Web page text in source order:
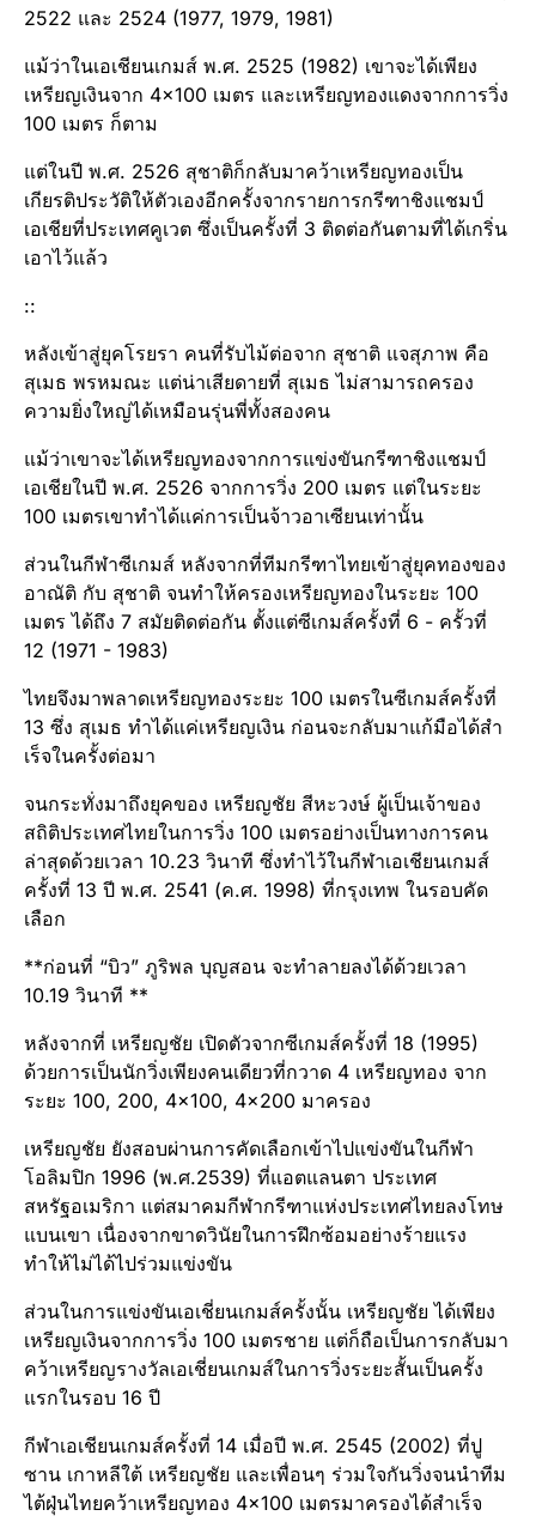
2522 และ 2524 (1977, 1979, 1981)
แม้ว่าในเอเชียนเกมส์ พ.ศ. 2525 (1982) เขาจะได้เพียง
เหรียญเงินจาก 4×100 เมตร และเหรียญทองแดงจากการวิ่ง
100 เมตร ก็ตาม
แต่ในปี พ.ศ. 2526 สุชาติก็กลับมาคว้าเหรียญทองเป็น
เกียรติประวัติให้ตัวเองอีกครั้งจากรายการกรีฑาชิงแชมป์
เอเชียที่ประเทศคูเวต ซึ่งเป็นครั้งที่ 3 ติดต่อกันตามที่ได้เกริ่น
เอาไว้แล้ว
::
หลังเข้าสู่​ยุคโรยรา​ คนที่รับไม้ต่อจาก สุชาติ แจสุภาพ คือ
สุเมธ พรหมณะ แต่น่าเสียดายที่ สุเมธ ไม่สามารถครอง
ความยิ่งใหญ่ได้เหมือนรุ่นพี่ทั้งสองคน
แม้ว่าเขาจะได้เหรียญทองจากการแข่งขันกรีฑาชิงแชมป์
เอเชียในปี พ.ศ. 2526 จากการวิ่ง 200 เมตร แต่ในระยะ
100 เมตรเขาทำได้แค่การเป็นจ้าวอาเซียนเท่านั้น
ส่วนในกีฬา​ซีเกมส์​ หลังจากที่ทีมกรีฑา​ไทยเข้าสู่ยุคทองของ
อาณัติ​ กับ สุชาติ​ จนทำให้ครองเหรียญทอง​ในระยะ 100
เมตร ได้ถึง 7 สมัยติดต่อกัน​ ตั้งแต่ซีเกมส์​ครั้งที่ 6 -​ ครั้วที่
12 (1971 -​ 1983)
ไทยจึงมาพลาดเหรียญทอง​ระยะ 100 เมตรในซีเกมส์​ครั้งที่
13 ซึ่ง สุเมธ ทำได้แค่เหรียญ​เงิน ก่อนจะกลับมาแก้มือได้สำ
เร็​จในครั้งต่อมา
จนกระทั่งมาถึงยุคของ เหรียญชัย สีหะวงษ์ ผู้เป็นเจ้าของ
สถิติประเทศไทยในการวิ่ง 100 เมตรอย่างเป็นทางการคน
ล่าสุดด้วยเวลา 10.23 วินาที ซึ่งทำไว้ในกีฬาเอเชียนเกมส์
ครั้งที่ 13 ปี พ.ศ. 2541 (ค.ศ. 1998) ที่กรุงเทพ ในรอบคัด
เลือก
**ก่อนที่ “บิว” ภูริพล บุญสอน จะทำลายลงได้ด้วยเวลา
10.19 วินาที **
หลังจากที่ เหรียญ​ชัย เปิดตัวจากซีเกมส์​ครั้งที่ 18 (1995)
ด้วยการเป็นนักวิ่งเพียงคนเดียวที่กวาด 4 เหรียญทอง​ จาก
ระยะ 100, 200, 4×100, 4×200 มาครอง
เหรียญ​ชัย ยังสอบผ่านการคัดเลือกเข้าไปแข่งขันในกีฬา
โอลิมปิก 1996 (พ.ศ.2539) ที่แอตแลนตา​ ประเทศ
สหรัฐอเมริกา แต่สมาคมกีฬากรีฑาแห่งประเทศไทยลงโทษ
แบนเขา เนื่องจากขาดวินัยในการฝึกซ้อมอย่างร้ายแรง
ทำให้ไม่ได้ไปร่วมแข่งขัน
ส่วนในการแข่งขันเอเชี่ยนเกมส์ครั้งนั้น เหรียญชัย ได้เพียง
เหรียญเงินจากการวิ่ง 100 เมตรชาย แต่ก็ถือเป็นการกลับมา
คว้าเหรียญรางวัลเอเชี่ยนเกมส์ในการวิ่งระยะสั้นเป็นครั้ง
แรกในรอบ 16 ปี
กีฬาเอเชียนเกมส์ครั้งที่ 14 เมื่อปี พ.ศ. 2545 (2002) ที่ปู
ซาน เกาหลีใต้ เหรียญชัย และเพื่อนๆ ร่วมใจกันวิ่งจนนำทีม
ไต้ฝุ่นไทยคว้าเหรียญทอง 4×100 เมตรมาครองได้สำเร็จ